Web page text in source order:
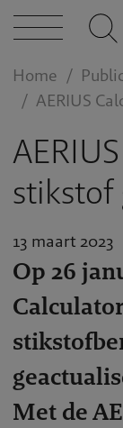
bij
Home
AERIUS
stikstof
13 maart 2023
Op 26
Met de